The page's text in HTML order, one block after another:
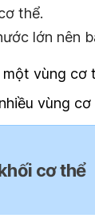
thể.
lớn nên
một vùng cơ
vùng cơ
cơ thể